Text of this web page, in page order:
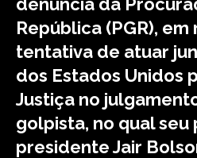
República (PGR),
tentativa de atuar
dos Estados Unidos
Justiça no
golpista, no qual seu
presidente Jair